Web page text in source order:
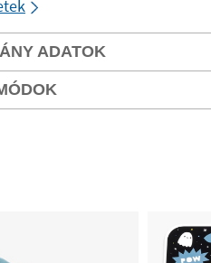
ADATOK